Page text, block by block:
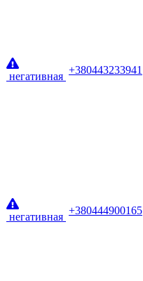
негативная
+380443233941
негативная
+380444900165